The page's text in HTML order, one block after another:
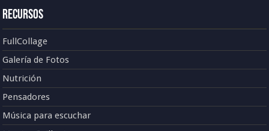
Recursos
FullCollage
Galería de Fotos
Nutrición
Pensadores
Música para escuchar